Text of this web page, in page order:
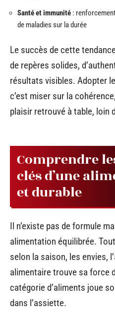
Santé et immunité :
de maladies sur la durée
Le succès de cette
de repères solides,
résultats visibles. Adopter
c’est miser sur la
plaisir retrouvé à table, loin
Comprendre
clés d’une
et durable
Il n’existe pas de formule
alimentation équilibrée.
selon la saison, les envies,
alimentaire trouve sa force
catégorie d’aliments joue
dans l’assiette.